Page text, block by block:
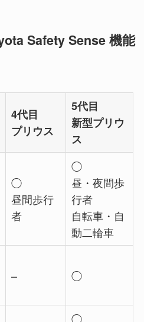
Safety Sense 機能
4代目
プリウス
5代目
新型プリウ
ス
◯
昼間歩行
者
◯
昼・夜間歩
行者
自転車・自
動二輪車
– ◯
◯